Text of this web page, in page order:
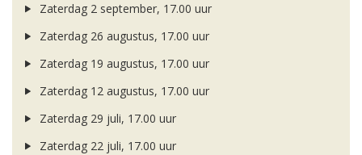
Zaterdag 2 september, 17.00 uur
Zaterdag 26 augustus, 17.00 uur
Zaterdag 19 augustus, 17.00 uur
Zaterdag 12 augustus, 17.00 uur
Zaterdag 29 juli, 17.00 uur
Zaterdag 22 juli, 17.00 uur